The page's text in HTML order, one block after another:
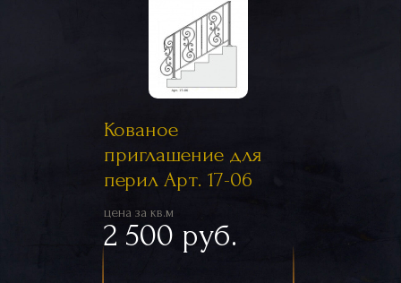
Кованое
приглашение для
перил Арт. 17-06
цена за кв.м
2 500 руб.